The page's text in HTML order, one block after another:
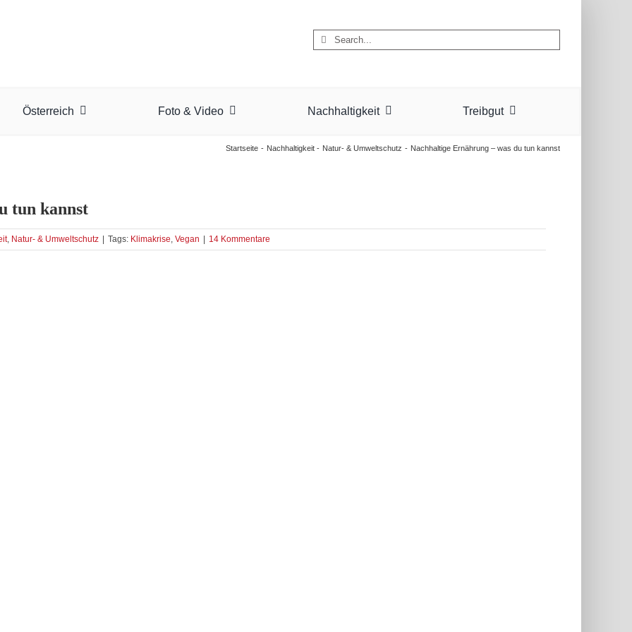
Suche
Österreich Foto & Video Nachhaltigkeit Treibgut
Startseite Nachhaltigkeit Natur- & Umweltschutz Nachhaltige Ernährung – was du tun kannst
tun kannst
, Natur- & Umweltschutz Tags: Klimakrise, Vegan 14 Kommentare